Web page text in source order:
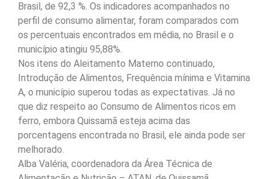
Brasil, de 92,3 %. Os indicadores acompanhados no
perfil de consumo alimentar, foram comparados com
os percentuais encontrados em média, no Brasil e o
município atingiu 95,88%.
Nos itens do Aleitamento Materno continuado,
Introdução de Alimentos, Frequência mínima e Vitamina
A, o município superou todas as expectativas. Já no
que diz respeito ao Consumo de Alimentos ricos em
ferro, embora Quissamã esteja acima das
porcentagens encontrada no Brasil, ele ainda pode ser
melhorado.
Alba Valéria, coordenadora da Área Técnica de